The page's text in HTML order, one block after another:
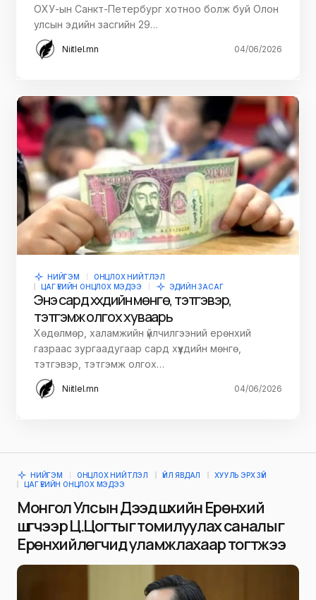
ОХУ-ын Санкт-Петербург хотноо болж буй Олон
улсын эдийн засгийн 29…
Niitlel.mn 04/06/2026
НИЙГЭМ
ОНЦЛОХ НИЙТЛЭЛ
ЦАГ ҮЕИЙН ОНЦЛОХ МЭДЭЭ
ЭДИЙН ЗАСАГ
Энэ сард хүүхдийн мөнгө, тэтгэвэр,
тэтгэмж олгох хуваарь
Хөдөлмөр, халамжийн үйлчилгээний ерөнхий
газраас зургаадугаар сард хүүхдийн мөнгө,
тэтгэвэр, тэтгэмж олгох…
Niitlel.mn 04/06/2026
НИЙГЭМ ОНЦЛОХ НИЙТЛЭЛ ҮЙЛ ЯВДАЛ
ХУУЛЬ ЭРХ ЗҮЙ
ЦАГ ҮЕИЙН ОНЦЛОХ МЭДЭЭ
Монгол Улсын Дээд шүүхийн Ерөнхий
шүүгчээр Ц.Цогтыг томилуулах саналыг
Ерөнхийлөгчид уламжлахаар тогтжээ